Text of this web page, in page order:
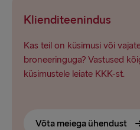
Klienditeenindus
Kas teil on küsimusi või
broneeringuga? Vastused
küsimustele leiate KKK-st.
Võta meiega ühendust